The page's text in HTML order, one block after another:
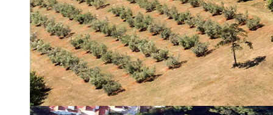
Projekti Instituta
Dialogue4Tourism
REVIVE
WASTEREDUCE
MITOMED+
WINTERMED
CASTWATER
INHERIT